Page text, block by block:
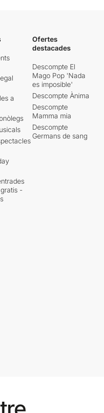
a
-
Ofertes
destacades
Descompte El
Mago Pop 'Nada
es imposible'
Descompte Ànima
Descompte
Mamma mia
Descompte
Germans de sang